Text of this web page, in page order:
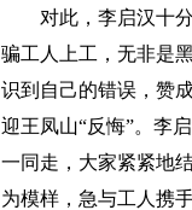
对此，李启汉十分
骗工人上工，无非是
识到自己的错误，赞
迎王凤山“反悔”。李
一同走，大家紧紧地
为模样，急与工人携